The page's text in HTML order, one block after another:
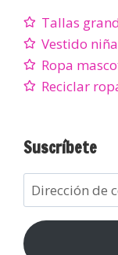
Tallas
Vestido
Ropa
Reciclar
Suscríbete